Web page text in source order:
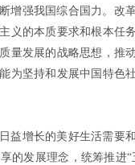
增强我国综合国力。改
义的本质要求和根本任
量发展的战略思想，推
为坚持和发展中国特色
益增长的美好生活需要
的发展理念，统筹推进